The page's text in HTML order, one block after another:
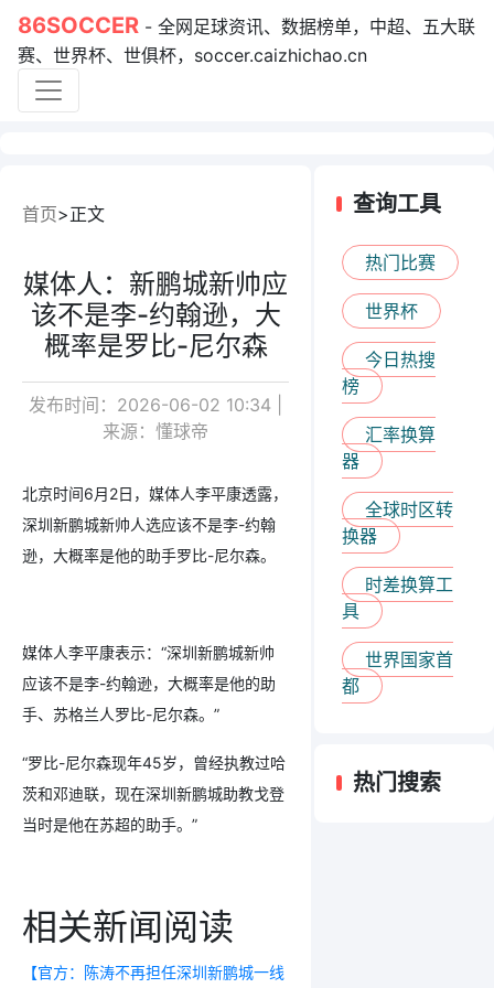
86SOCCER - 全网足球资讯、数据榜单，中超、五大联
赛、世界杯、世俱杯，soccer.caizhichao.cn
首页 正文
媒体人：新鹏城新帅应
该不是李-约翰逊，大
概率是罗比-尼尔森
发布时间：2026-06-02 10:34 |
来源：懂球帝
北京时间6月2日，媒体人李平康透露，
深圳新鹏城新帅人选应该不是李-约翰
逊，大概率是他的助手罗比-尼尔森。
媒体人李平康表示：“深圳新鹏城新帅
应该不是李-约翰逊，大概率是他的助
手、苏格兰人罗比-尼尔森。”
“罗比-尼尔森现年45岁，曾经执教过哈
茨和邓迪联，现在深圳新鹏城助教戈登
当时是他在苏超的助手。”
相关新闻阅读
【官方：陈涛不再担任深圳新鹏城一线
查询工具
热门比赛
世界杯
今日热搜
榜
汇率换算
器
全球时区转
换器
时差换算工
具
世界国家首
都
热门搜索